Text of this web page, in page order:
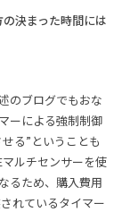
決まった時間には
のブログでもおな
ーによる強制制御
る”ということも
ルチセンサーを使
るため、購入費用
れているタイマー